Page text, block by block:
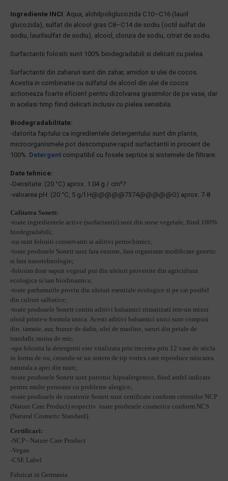
Ingrediente INCI: Aqua, alchilpoliglucozida C10–C16 (lauril
glucozida), sulfat de alcool gras C8–C14 de sodiu (octil sulfat de
sodiu, laurilsulfat de sodiu), alcool, clorura de sodiu, citrat de sodiu.
Surfactantii folositi sunt 100% biodegradabili si delicati cu pielea.
Surfactantii din zaharuri sunt din zahar, amidon si ulei de cocos.
Acestia in combinatie cu sulfatul de alcool din ulei de cocos
actioneaza foarte eficient pentru dizolvarea grasimilor de pe vase, dar
in acelasi timp fiind delicati inclusiv cu pielea sensibila.
Biodegradabilitate:
-datorita faptului ca ingredientele detergentului sunt din plante,
microorganismele pot descompune rapid surfactantii in procent de
100%. Detergent compatibil cu fosele septice si sistemele de filtrare.
Date tehnice:
-Densitate: (20 °C) aprox. 1.04 g / cm³?
-valoarea pH: (20 °C, 5 g/l H@@@@@7374@@@@@O) aprox. 7-8
Calitatea Sonett:
-toate ingredientele active (surfactantii) sunt din surse vegetale, fiind 100%
biodegradabili;
-nu sunt folositi conservanti si aditivi petrochimici;
-toate produsele Sonett sunt fara enzime, fara organisme modificate genetic
si fara nanotehnologie;
-folosim doar sapun vegetal pur din uleiuri provenite din agricultura
ecologica si/sau biodinamica;
-toate parfumurile provin din uleiuri esentiale ecologice si pe cat posibil
din culturi salbatice;
-toate produsele Sonett contin aditivi balsamici ritmatizati intr-un mixer
oloid printr-o formula unica. Acesti aditivi balsamici unici sunt compusi
din: tamaie, aur, frunze de dafin, ulei de masline, saruri din petale de
trandafir, rasina de mir;
-apa folosita la detergenti este vitalizata prin trecerea prin 12 vase de sticla
in forma de ou, creandu-se un sistem de tip vortex care reproduce miscarea
naturala a apei din rauri;
-toate produsele Sonett sunt puternic hipoalergenice, fiind astfel indicate
pentru multe persoane cu probleme alergice;
-toate produsele de curatenie Sonett sunt certificate conform criteriilor NCP
(Nature Care Product) respectiv toate produsele cosmetice conform NCS
(Natural Cosmetic Standard).
Certificari:
-NCP - Nature Care Product
-Vegan
-CSE Label
Fabricat in Germania